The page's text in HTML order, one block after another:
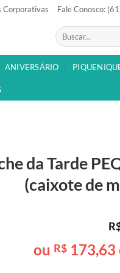
Corporativas Fale Conosco:
Pesquisar
por:
ANIVERSÁRIO
da Tarde
(caixote de
ou R$ 173,63